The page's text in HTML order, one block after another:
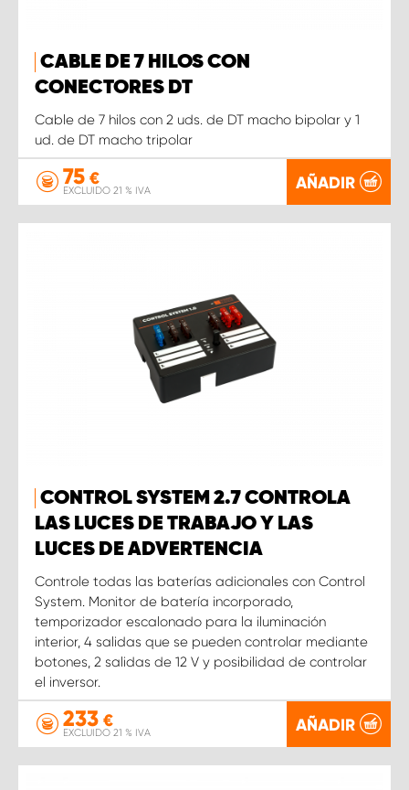
CABLE DE 7 HILOS CON
CONECTORES DT
Cable de 7 hilos con 2 uds. de DT macho bipolar y 1
ud. de DT macho tripolar
75 €
EXCLUIDO 21 % IVA AÑADIR
CONTROL SYSTEM 2.7 CONTROLA
LAS LUCES DE TRABAJO Y LAS
LUCES DE ADVERTENCIA
Controle todas las baterías adicionales con Control
System. Monitor de batería incorporado,
temporizador escalonado para la iluminación
interior, 4 salidas que se pueden controlar mediante
botones, 2 salidas de 12 V y posibilidad de controlar
el inversor.
233 €
EXCLUIDO 21 % IVA AÑADIR